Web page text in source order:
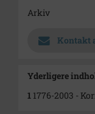
Arkiv
Kontakt
Yderligere
1 1776-2003 -